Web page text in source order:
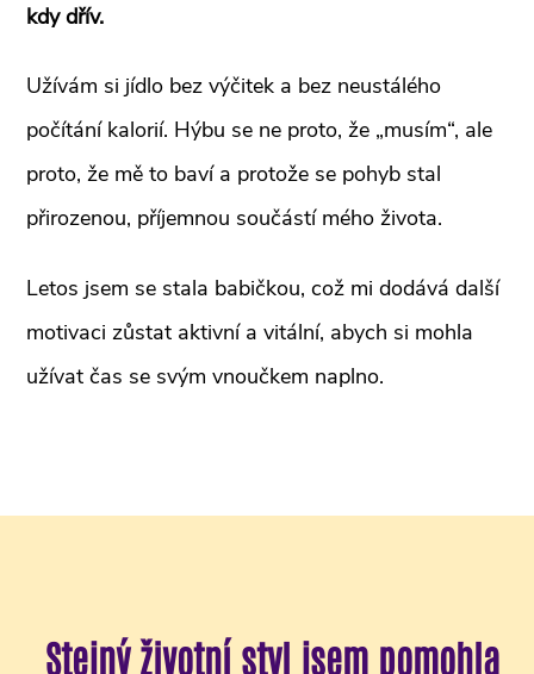
kdy dřív.
Užívám si jídlo bez výčitek a bez neustálého
počítání kalorií. Hýbu se ne proto, že „musím“, ale
proto, že mě to baví a protože se pohyb stal
přirozenou, příjemnou součástí mého života.
Letos jsem se stala babičkou, což mi dodává další
motivaci zůstat aktivní a vitální, abych si mohla
užívat čas se svým vnoučkem naplno.
Stejný životní styl jsem pomohla